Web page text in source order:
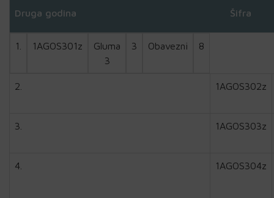
Druga godina Šifra
1. 1AGOS301z
Gluma
3
3 Obavezni 8
2. 1AGOS302z
3. 1AGOS303z
4. 1AGOS304z